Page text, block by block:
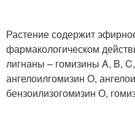
Растение содержит
фармакологическом
лигнаны – гомизины A, B,
ангелоилгомизин О,
бензоилизогомизин О,